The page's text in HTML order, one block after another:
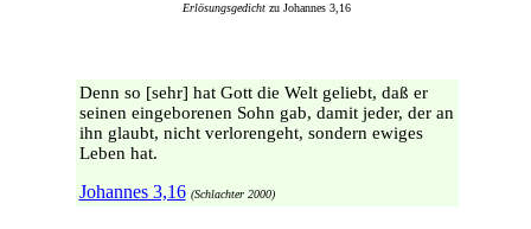
Erlösungsgedicht zu Johannes 3,16
Denn so [sehr] hat Gott die Welt geliebt, daß er
seinen eingeborenen Sohn gab, damit jeder, der an
ihn glaubt, nicht verlorengeht, sondern ewiges
Leben hat.
Johannes 3,16 (Schlachter 2000)